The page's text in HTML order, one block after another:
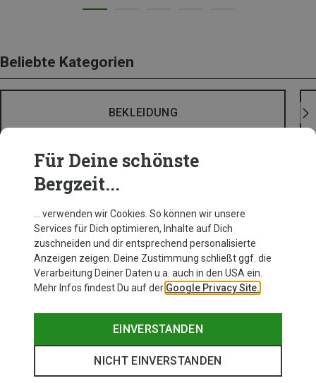
Beliebte Kategorien
BEKLEIDUNG
Für Deine schönste
Bergzeit...
… verwenden wir Cookies. So können wir unsere
Services für Dich optimieren, Inhalte auf Dich
zuschneiden und dir entsprechend personalisierte
Anzeigen zeigen. Deine Zustimmung schließt ggf. die
Verarbeitung Deiner Daten u.a. auch in den USA ein.
Mehr Infos findest Du auf der Google Privacy Site.
EINVERSTANDEN
NICHT EINVERSTANDEN